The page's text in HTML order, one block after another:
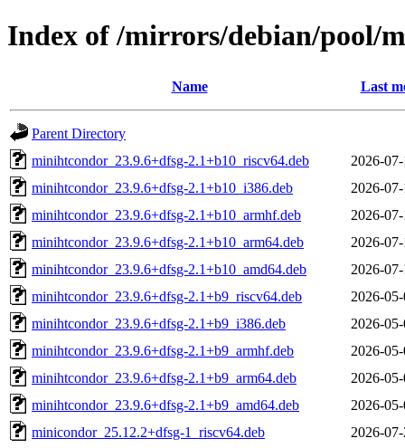
Index of /mirrors/debian/pool/
Name Last
Parent Directory
minihtcondor_23.9.6+dfsg-2.1+b10_riscv64.deb
2026-
minihtcondor_23.9.6+dfsg-2.1+b10_i386.deb
2026-
minihtcondor_23.9.6+dfsg-2.1+b10_armhf.deb
2026-
minihtcondor_23.9.6+dfsg-2.1+b10_arm64.deb
2026-
minihtcondor_23.9.6+dfsg-2.1+b10_amd64.deb
2026-
minihtcondor_23.9.6+dfsg-2.1+b9_riscv64.deb
2026-
minihtcondor_23.9.6+dfsg-2.1+b9_i386.deb
2026-
minihtcondor_23.9.6+dfsg-2.1+b9_armhf.deb
2026-
minihtcondor_23.9.6+dfsg-2.1+b9_arm64.deb
2026-
minihtcondor_23.9.6+dfsg-2.1+b9_amd64.deb
2026-
minicondor_25.12.2+dfsg-1_riscv64.deb
2026-